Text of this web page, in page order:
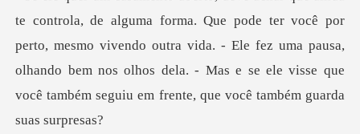
ter você por
perto, mesmo vivendo outra vida. - Ele fez uma pausa,
olhando bem nos olhos dela